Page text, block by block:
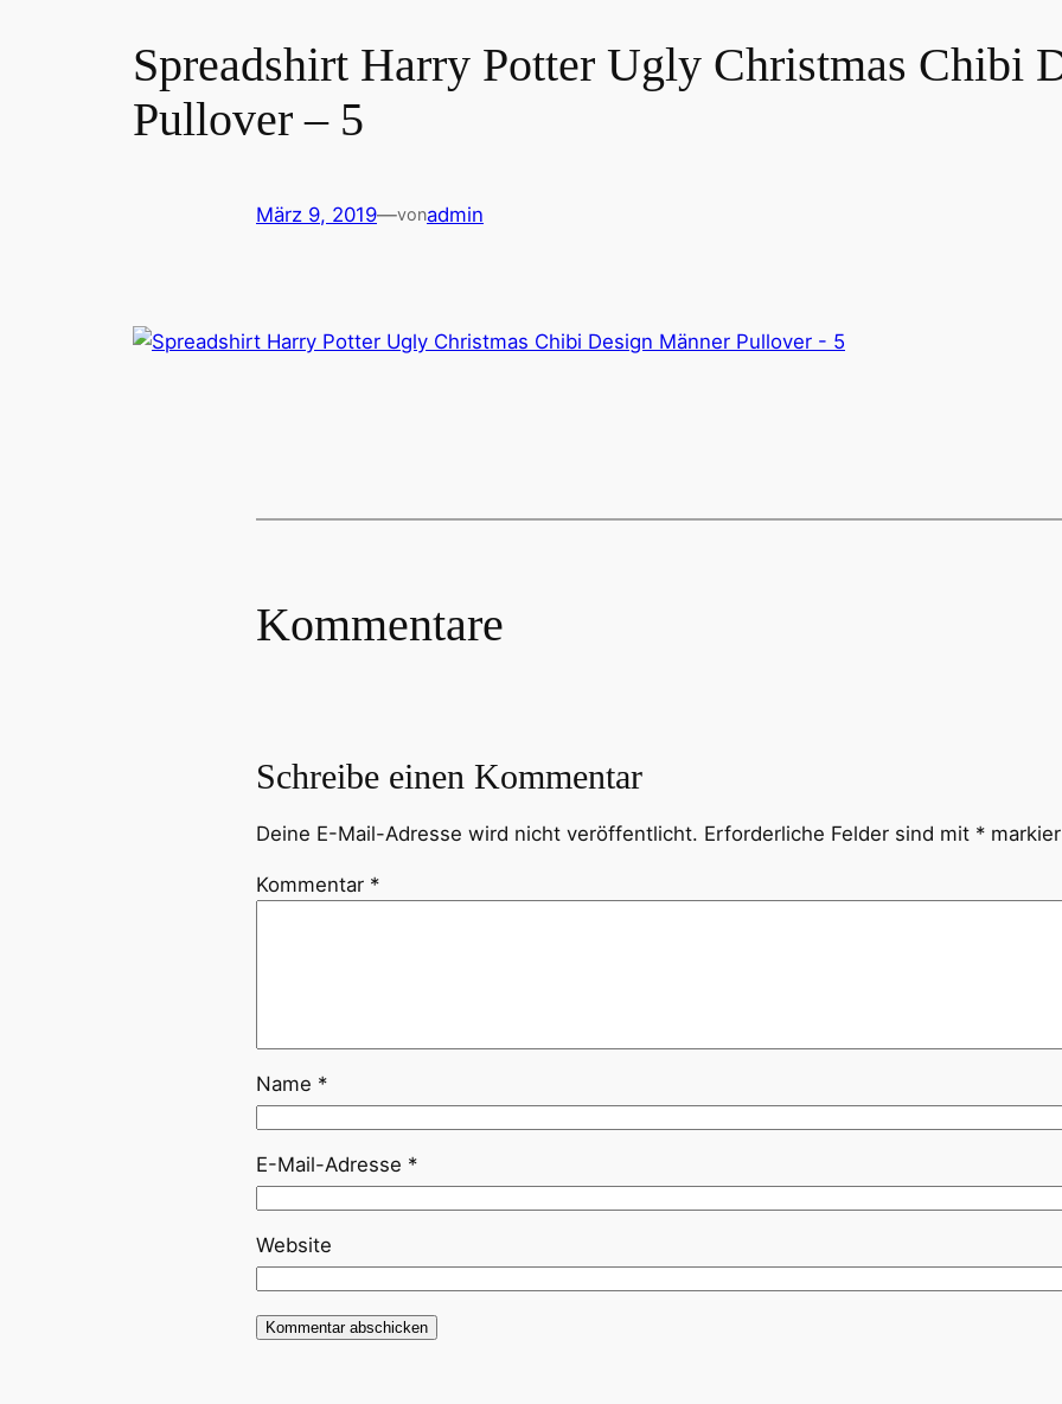
Spreadshirt Harry Potter Ugly Christmas Chibi
Pullover – 5
März 9, 2019—vonadmin
Kommentare
Schreibe einen Kommentar
Deine E-Mail-Adresse wird nicht veröffentlicht. Erforderliche Felder sind mit *
Kommentar *
Name *
E-Mail-Adresse *
Website